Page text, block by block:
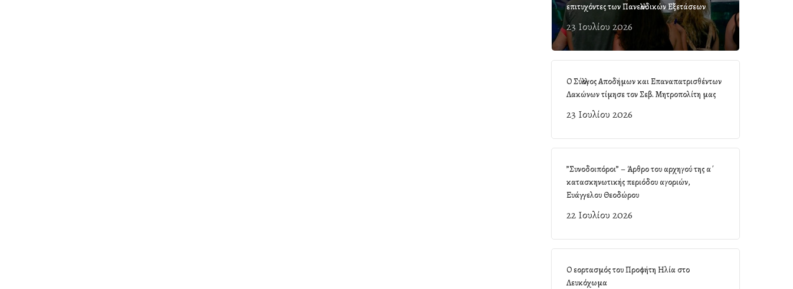
επιτυχόντες των Πανελλαδικών Εξετάσεων
23 Ιουλίου 2026
Ο Σύλλογος Αποδήμων και Επαναπατρισθέντων
Λακώνων τίμησε τον Σεβ. Μητροπολίτη μας
23 Ιουλίου 2026
”Συνοδοιπόροι” – Άρθρο του αρχηγού της α΄
κατασκηνωτικής περιόδου αγοριών,
Ευάγγελου Θεοδώρου
22 Ιουλίου 2026
Ο εορτασμός του Προφήτη Ηλία στο
Λευκόχωμα